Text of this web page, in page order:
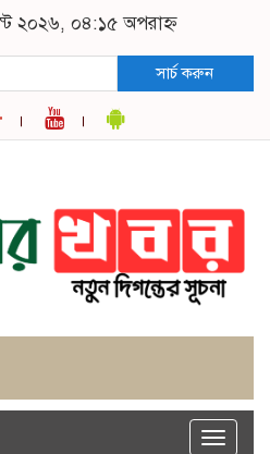
২০২৬, ০৪:১৫ অপরাহ্ন
সার্চ করুন
Toggle